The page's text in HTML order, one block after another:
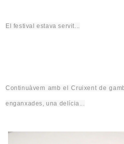
El festival estava servit...
Continuàvem amb el Cruixent de
enganxades, una delícia...